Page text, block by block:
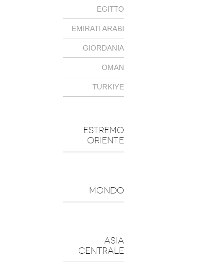
EGITTO
EMIRATI ARABI
GIORDANIA
OMAN
TURKIYE
ESTREMO
ORIENTE
MONDO
ASIA
CENTRALE